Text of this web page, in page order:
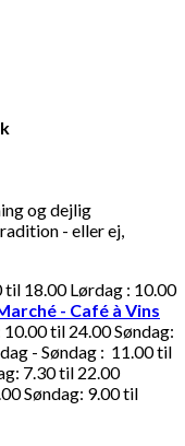
og dejlig
- eller ej,
18.00 Lørdag : 10.00
- Café à Vins
til 24.00 Søndag:
- Søndag : 11.00 til
7.30 til 22.00
Søndag: 9.00 til